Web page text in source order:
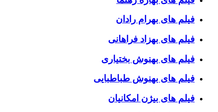
فیلم های بهرام رادان
فیلم های بهزاد فراهانی
فیلم های بهنوش بختیاری
فیلم های بهنوش طباطبایی
فیلم های بیژن امکانیان